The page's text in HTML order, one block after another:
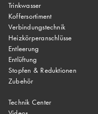
Trinkwasser
Koffersortiment
Verbindungstechnik
Heizkörperanschlüsse
Entleerung
Entlüftung
Stopfen & Reduktionen
Zubehör
Technik Center